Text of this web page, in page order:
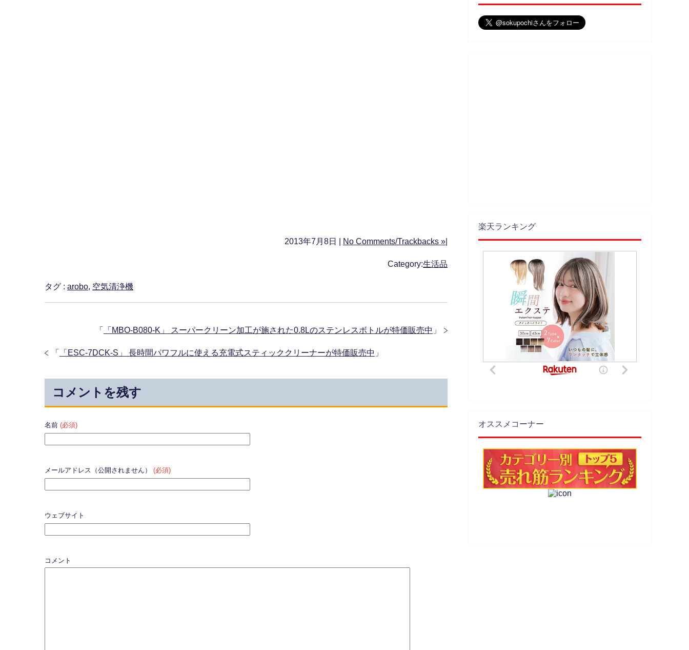
2013年7月8日 | No Comments/Trackbacks »
Category:生活品
タグ : arobo, 空気清浄機
「 「MBO-B080-K」 スーパークリーン加工が施された0.8Lのステンレスボトルが特価販売中 」
「 「ESC-7DCK-S」 長時間パワフルに使える充電式スティッククリーナーが特価販売中 」
コメントを残す
名前 (必須)
メールアドレス（公開されません） (必須)
ウェブサイト
コメント
楽天ランキング
オススメコーナー